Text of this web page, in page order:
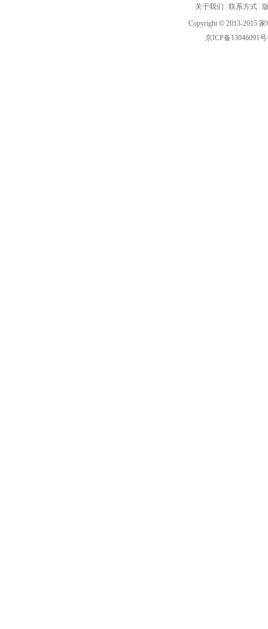
关于我们 联系方式
Copyright © 2013-2015
京ICP备13046091号